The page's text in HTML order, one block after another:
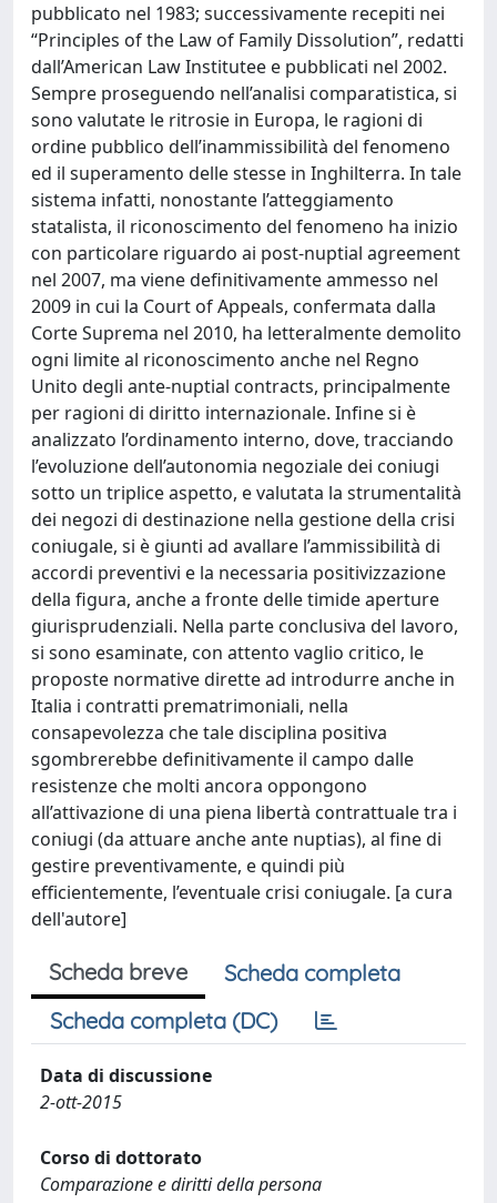
pubblicato nel 1983; successivamente recepiti nei
“Principles of the Law of Family Dissolution”, redatti
dall’American Law Institutee e pubblicati nel 2002.
Sempre proseguendo nell’analisi comparatistica, si
sono valutate le ritrosie in Europa, le ragioni di
ordine pubblico dell’inammissibilità del fenomeno
ed il superamento delle stesse in Inghilterra. In tale
sistema infatti, nonostante l’atteggiamento
statalista, il riconoscimento del fenomeno ha inizio
con particolare riguardo ai post-nuptial agreement
nel 2007, ma viene definitivamente ammesso nel
2009 in cui la Court of Appeals, confermata dalla
Corte Suprema nel 2010, ha letteralmente demolito
ogni limite al riconoscimento anche nel Regno
Unito degli ante-nuptial contracts, principalmente
per ragioni di diritto internazionale. Infine si è
analizzato l’ordinamento interno, dove, tracciando
l’evoluzione dell’autonomia negoziale dei coniugi
sotto un triplice aspetto, e valutata la strumentalità
dei negozi di destinazione nella gestione della crisi
coniugale, si è giunti ad avallare l’ammissibilità di
accordi preventivi e la necessaria positivizzazione
della figura, anche a fronte delle timide aperture
giurisprudenziali. Nella parte conclusiva del lavoro,
si sono esaminate, con attento vaglio critico, le
proposte normative dirette ad introdurre anche in
Italia i contratti prematrimoniali, nella
consapevolezza che tale disciplina positiva
sgombrerebbe definitivamente il campo dalle
resistenze che molti ancora oppongono
all’attivazione di una piena libertà contrattuale tra i
coniugi (da attuare anche ante nuptias), al fine di
gestire preventivamente, e quindi più
efficientemente, l’eventuale crisi coniugale. [a cura
dell'autore]
Scheda breve
Scheda completa
Scheda completa (DC)
Data di discussione
2-ott-2015
Corso di dottorato
Comparazione e diritti della persona